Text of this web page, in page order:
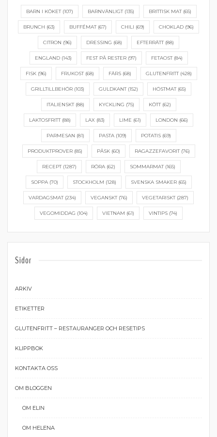
BARN I KÖKET(107) BARNVÄNLIGT(135) BRITTISK MAT(65)
BRUNCH (63) BUFFÉMAT(67) CHILI (69) CHOKLAD (96)
CITRON (96) DRESSING (68) EFTERRÄTT(88)
ENGLAND(143) FEST PÅ RESTER(97) FETAOST(84)
FISK(96) FRUKOST(68) FÄRS(68) GLUTENFRITT(428)
GRILLTILLBEHÖR (103) GULDKANT(152) HÖSTMAT(65)
ITALIENSKT(88) KYCKLING (75) KÖTT(62)
LAKTOSFRITT(88) LAX (83) LIME (61) LONDON (66)
PARMESAN (81) PASTA(109) POTATIS(69)
PRODUKTPROVER(85) PÅSK(60) RAGAZZEFAVORIT(76)
RECEPT(1287) RÖRA(62) SOMMARMAT(165)
SOPPA(70) STOCKHOLM (128) SVENSKA SMAKER(65)
VARDAGSMAT(234) VEGANSKT(76) VEGETARISKT(287)
VEGOMIDDAG (104) VIETNAM (61) VINTIPS (74)
Sidor
ARKIV
ETIKETTER
GLUTENFRITT – RESTAURANGER OCH RESETIPS
KLIPPBOK
KONTAKTA OSS
OM BLOGGEN
OM ELIN
OM HELENA